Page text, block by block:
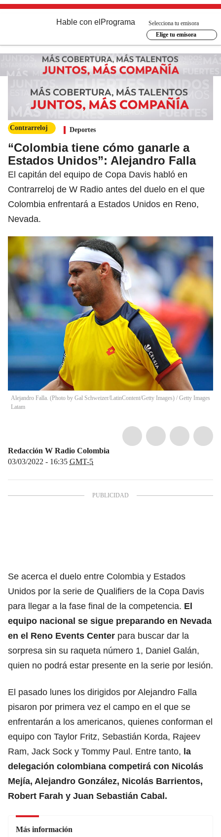
Hable con el Programa
Selecciona tu emisora
Elige tu emisora
Contrarreloj Deportes
“Colombia tiene cómo ganarle a
Estados Unidos”: Alejandro Falla
El capitán del equipo de Copa Davis habló en
Contrarreloj de W Radio antes del duelo en el que
Colombia enfrentará a Estados Unidos en Reno,
Nevada.
Alejandro Falla. (Photo by Gal Schweizer/LatinContent/Getty Images) / Getty Images
Latam
Redacción W Radio Colombia
03/03/2022 - 16:35 GMT-5
Se acerca el duelo entre Colombia y Estados
Unidos por la serie de Qualifiers de la Copa Davis
para llegar a la fase final de la competencia. El
equipo nacional se sigue preparando en Nevada
en el Reno Events Center para buscar dar la
sorpresa sin su raqueta número 1, Daniel Galán,
quien no podrá estar presente en la serie por lesión.
El pasado lunes los dirigidos por Alejandro Falla
pisaron por primera vez el campo en el que se
enfrentarán a los americanos, quienes conforman el
equipo con Taylor Fritz, Sebastián Korda, Rajeev
Ram, Jack Sock y Tommy Paul. Entre tanto, la
delegación colombiana competirá con Nicolás
Mejía, Alejandro González, Nicolás Barrientos,
Robert Farah y Juan Sebastián Cabal.
Más información